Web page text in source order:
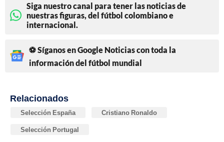
Siga nuestro canal para tener las noticias de
nuestras figuras, del fútbol colombiano e
internacional.
⚽ Síganos en Google Noticias con toda la
información del fútbol mundial
Relacionados
Selección España Cristiano Ronaldo
Selección Portugal